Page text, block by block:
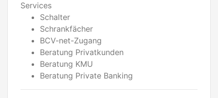
Services
Schalter
Schrankfächer
BCV-net-Zugang
Beratung Privatkunden
Beratung KMU
Beratung Private Banking